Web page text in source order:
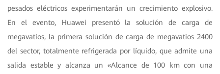
pesados eléctricos experimentarán un crecimiento explosivo.
En el evento, Huawei presentó la solución de carga de
megavatios, la primera solución de carga de megavatios 2400
del sector, totalmente refrigerada por líquido, que admite una
salida estable y alcanza un «Alcance de 100 km con una